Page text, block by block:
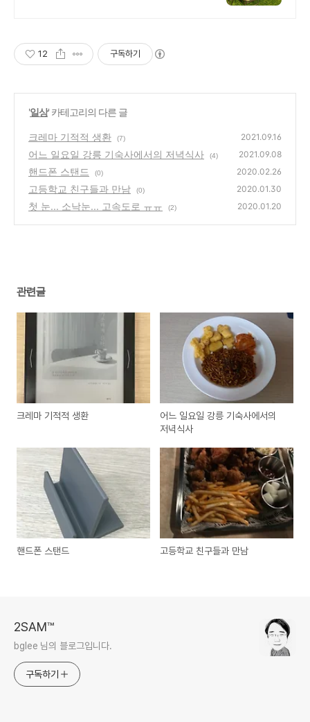
12 구독하기
'일상' 카테고리의 다른 글
크레마 기적적 생환 (7) 2021.09.16
어느 일요일 강릉 기숙사에서의 저녁식사 (4) 2021.09.08
핸드폰 스탠드 (0) 2020.02.26
고등학교 친구들과 만남 (0) 2020.01.30
첫 눈... 소낙눈... 고속도로 ㅠㅠ (2) 2020.01.20
관련글
크레마 기적적 생환
어느 일요일 강릉 기숙사에서의
저녁식사
핸드폰 스탠드 고등학교 친구들과 만남
2SAM™
bglee 님의 블로그입니다.
구독하기